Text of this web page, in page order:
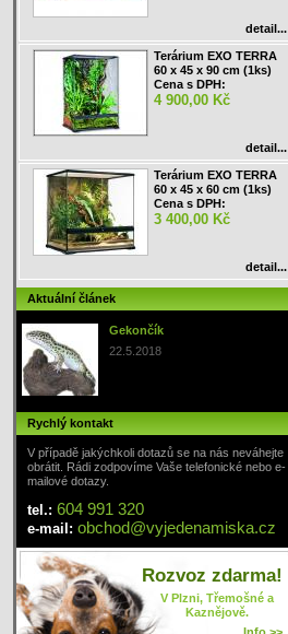
detail...
Terárium EXO TERRA
60 x 45 x 90 cm (1ks)
Cena s DPH:
4 900,00 Kč
detail...
Terárium EXO TERRA
60 x 45 x 60 cm (1ks)
Cena s DPH:
3 400,00 Kč
detail...
Aktuální článek
Gekončík
22.5.2018
Rychlý kontakt
V případě jakýchkoli dotazů se na nás neváhejte
obrátit. Rádi zodpovíme Vaše telefonické nebo e-
mailové dotazy.
tel.: 604 991 320
e-mail: obchod@vyjedenamiska.cz
Rozvoz zdarma!
V Plzni, Třemošné a
Kaznějově.